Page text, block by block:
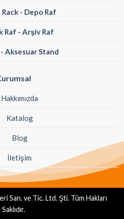
- Depo Raf
Raf - Arşiv Raf
- Aksesuar Stand
Hakkımızda
Katalog
Blog
İletişim
San. ve Tic. Ltd. Şti. Tüm Hakları
Saklıdır.